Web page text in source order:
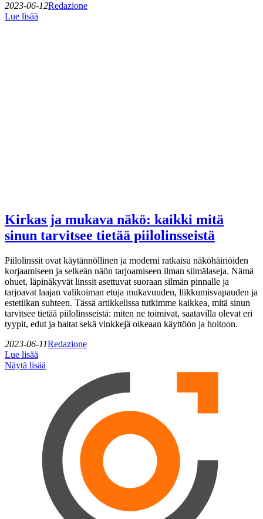
2023-06-12Redazione
Lue lisää
Kirkas ja mukava näkö: kaikki mitä
sinun tarvitsee tietää piilolinsseistä
Piilolinssit ovat käytännöllinen ja moderni ratkaisu näköhäiriöiden
korjaamiseen ja selkeän näön tarjoamiseen ilman silmälaseja. Nämä
ohuet, läpinäkyvät linssit asettuvat suoraan silmän pinnalle ja
tarjoavat laajan valikoiman etuja mukavuuden, liikkumisvapauden ja
estetiikan suhteen. Tässä artikkelissa tutkimme kaikkea, mitä sinun
tarvitsee tietää piilolinsseistä: miten ne toimivat, saatavilla olevat eri
tyypit, edut ja haitat sekä vinkkejä oikeaan käyttöön ja hoitoon.
2023-06-11Redazione
Lue lisää
Näytä lisää